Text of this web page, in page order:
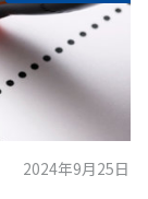
2024年9月25日